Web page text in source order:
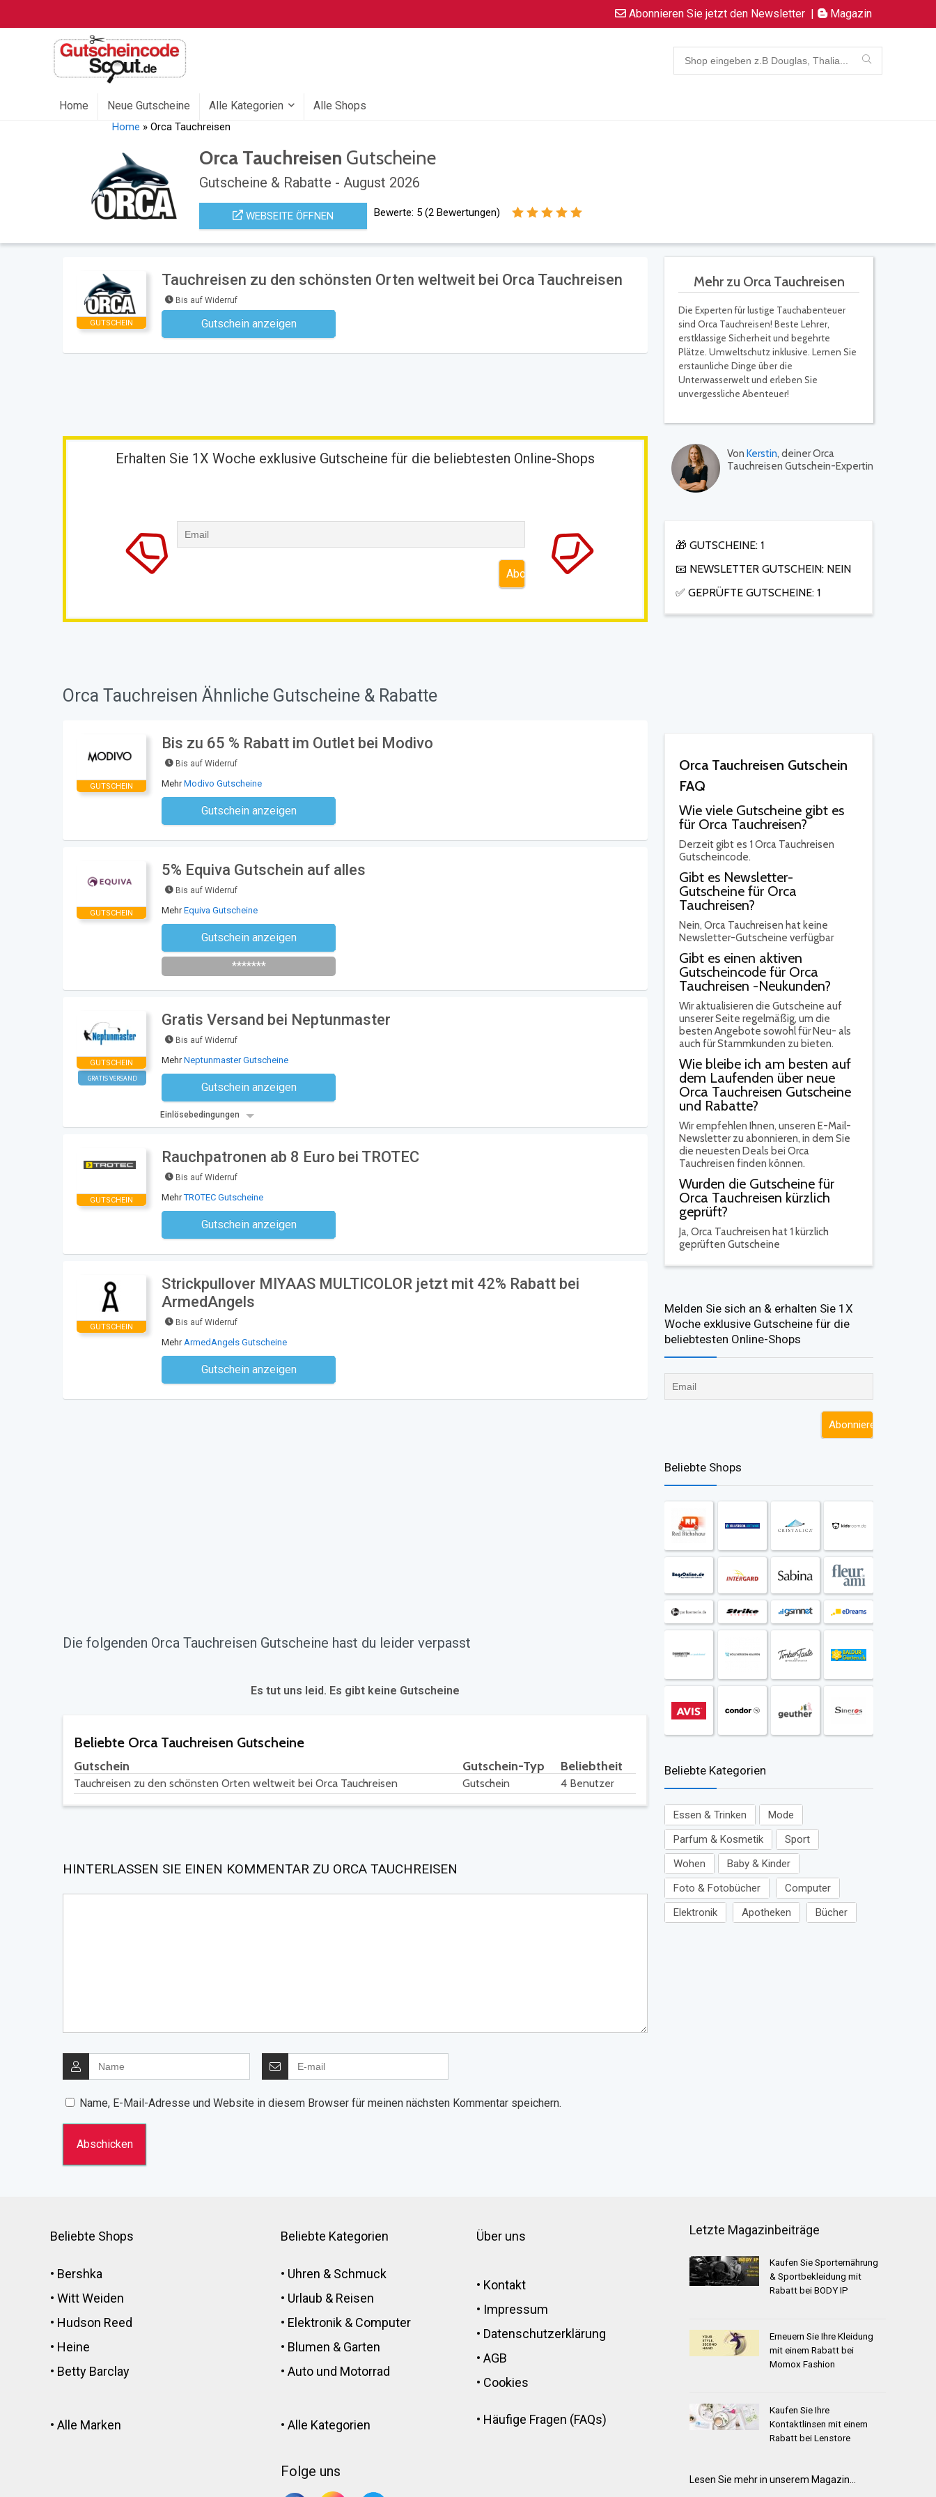
Abonnieren Sie jetzt den Newsletter | Magazin
Home Neue Gutscheine Alle Kategorien Alle Shops
Home »Orca Tauchreisen
Orca Tauchreisen Gutscheine
Gutscheine & Rabatte - August 2026
WEBSEITE ÖFFNEN Bewerte: 5 (2Bewertungen)
Mehr zu Orca Tauchreisen
Die Experten für lustige Tauchabenteuer
sind Orca Tauchreisen! Beste Lehrer,
erstklassige Sicherheit und begehrte
Plätze. Umweltschutz inklusive. Lernen Sie
erstaunliche Dinge über die
Unterwasserwelt und erleben Sie
unvergessliche Abenteuer!
Von Kerstin, deiner Orca
Tauchreisen Gutschein-Expertin
🎁 GUTSCHEINE: 1
📧 NEWSLETTER GUTSCHEIN: NEIN
✅ GEPRÜFTE GUTSCHEINE: 1
Orca Tauchreisen Gutschein
FAQ
Wie viele Gutscheine gibt es
für Orca Tauchreisen?
Derzeit gibt es 1 Orca Tauchreisen
Gutscheincode.
Gibt es Newsletter-
Gutscheine für Orca
Tauchreisen?
Nein, Orca Tauchreisen hat keine
Newsletter-Gutscheine verfügbar
Gibt es einen aktiven
Gutscheincode für Orca
Tauchreisen -Neukunden?
Wir aktualisieren die Gutscheine auf
unserer Seite regelmäßig, um die
besten Angebote sowohl für Neu- als
auch für Stammkunden zu bieten.
Wie bleibe ich am besten auf
dem Laufenden über neue
Orca Tauchreisen Gutscheine
und Rabatte?
Wir empfehlen Ihnen, unseren E-Mail-
Newsletter zu abonnieren, in dem Sie
die neuesten Deals bei Orca
Tauchreisen finden können.
Wurden die Gutscheine für
Orca Tauchreisen kürzlich
geprüft?
Ja, Orca Tauchreisen hat 1 kürzlich
geprüften Gutscheine
Melden Sie sich an & erhalten Sie 1X
Woche exklusive Gutscheine für die
beliebtesten Online-Shops​
Beliebte Shops
Beliebte Kategorien
Essen & Trinken
Mode
Parfum & Kosmetik
Sport
Wohen
Baby & Kinder
Foto & Fotobücher
Computer
Elektronik
Apotheken Bücher
GUTSCHEIN
Tauchreisen zu den schönsten Orten weltweit bei Orca Tauchreisen
Bis auf Widerruf
Gutschein anzeigen
Kein Code notwendig
Erhalten Sie 1X Woche exklusive Gutscheine für die beliebtesten Online-Shops
Orca Tauchreisen Ähnliche Gutscheine & Rabatte
GUTSCHEIN
Bis zu 65 % Rabatt im Outlet bei Modivo
Bis auf Widerruf
MehrModivo Gutscheine
Gutschein anzeigen
Kein Code notwendig
GUTSCHEIN
5% Equiva Gutschein auf alles
Bis auf Widerruf
MehrEquiva Gutscheine
Gutschein anzeigen
Newsletter des Shops abonnieren
*******
GUTSCHEIN
GRATIS VERSAND
Gratis Versand bei Neptunmaster
Bis auf Widerruf
MehrNeptunmaster Gutscheine
Gutschein anzeigen
Kein Code notwendig
Einlösebedingungen
GUTSCHEIN
Rauchpatronen ab 8 Euro bei TROTEC
Bis auf Widerruf
MehrTROTEC Gutscheine
Gutschein anzeigen
Kein Code notwendig
GUTSCHEIN
Strickpullover MIYAAS MULTICOLOR jetzt mit 42% Rabatt bei
ArmedAngels
Bis auf Widerruf
Mehr ArmedAngels Gutscheine
Gutschein anzeigen
Kein Code notwendig
Die folgenden Orca Tauchreisen Gutscheine hast du leider verpasst
Es tut uns leid. Es gibt keine Gutscheine
Beliebte Orca Tauchreisen Gutscheine
Gutschein Gutschein-Typ Beliebtheit
Tauchreisen zu den schönsten Orten weltweit bei Orca Tauchreisen Gutschein 4 Benutzer
HINTERLASSEN SIE EINEN KOMMENTAR ZU ORCA TAUCHREISEN
Name, E-Mail-Adresse und Website in diesem Browser für meinen nächsten Kommentar speichern.
Beliebte Shops
• Bershka
•Witt Weiden
• Hudson Reed
• Heine
• Betty Barclay
•Alle Marken
Beliebte Kategorien
• Uhren & Schmuck
• Urlaub & Reisen
• Elektronik & Computer
• Blumen & Garten
•Auto und Motorrad
•Alle Kategorien
Folge uns
Über uns
• Kontakt
• Impressum
• Datenschutzerklärung
•AGB
• Cookies
• Häufige Fragen (FAQs)
Letzte Magazinbeiträge
Kaufen Sie Sporternährung
& Sportbekleidung mit
Rabatt bei BODY IP
Erneuern Sie Ihre Kleidung
mit einem Rabatt bei
Momox Fashion
Kaufen Sie Ihre
Kontaktlinsen mit einem
Rabatt bei Lenstore
Lesen Sie mehr in unserem Magazin...